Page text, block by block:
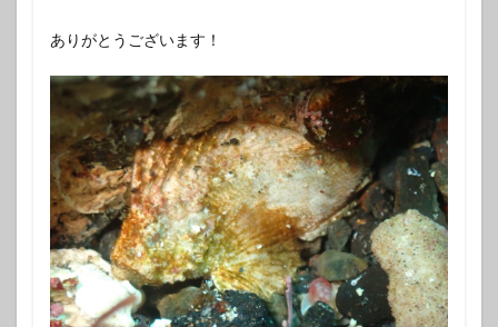
ありがとうございます！